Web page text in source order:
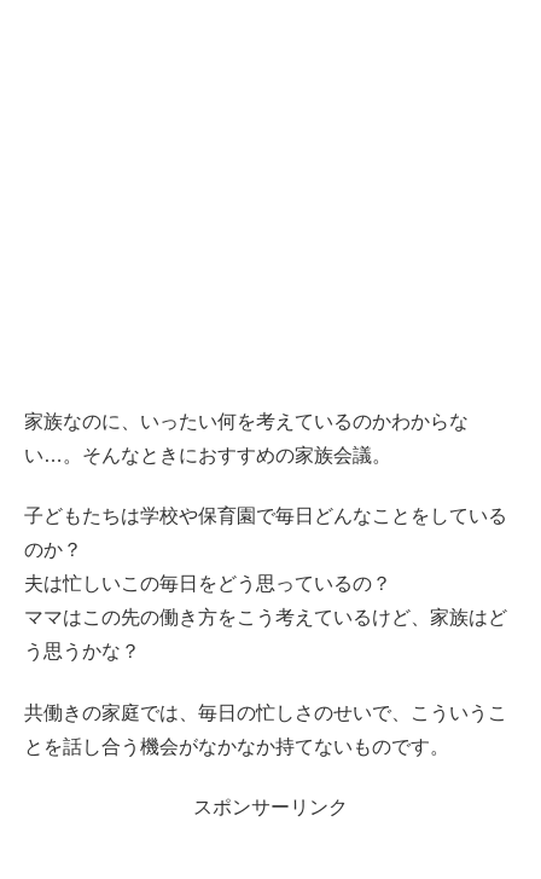
家族なのに、いったい何を考えているのかわからな
い…。そんなときにおすすめの家族会議。
子どもたちは学校や保育園で毎日どんなことをしている
のか？
夫は忙しいこの毎日をどう思っているの？
ママはこの先の働き方をこう考えているけど、家族はど
う思うかな？
共働きの家庭では、毎日の忙しさのせいで、こういうこ
とを話し合う機会がなかなか持てないものです。
スポンサーリンク